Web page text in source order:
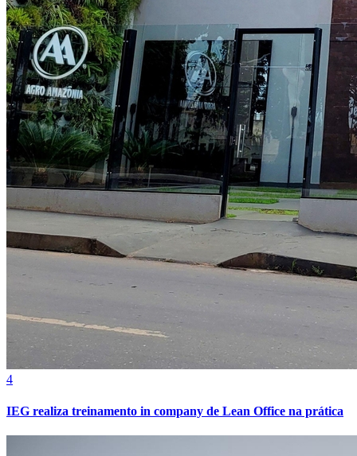
Cruzeiro
4
IEG realiza treinamento in company de Lean Office na prática